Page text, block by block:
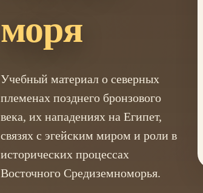
моря
Учебный материал о северных
племенах позднего бронзового
века, их нападениях на Египет,
связях с эгейским миром и роли в
исторических процессах
Восточного Средиземноморья.